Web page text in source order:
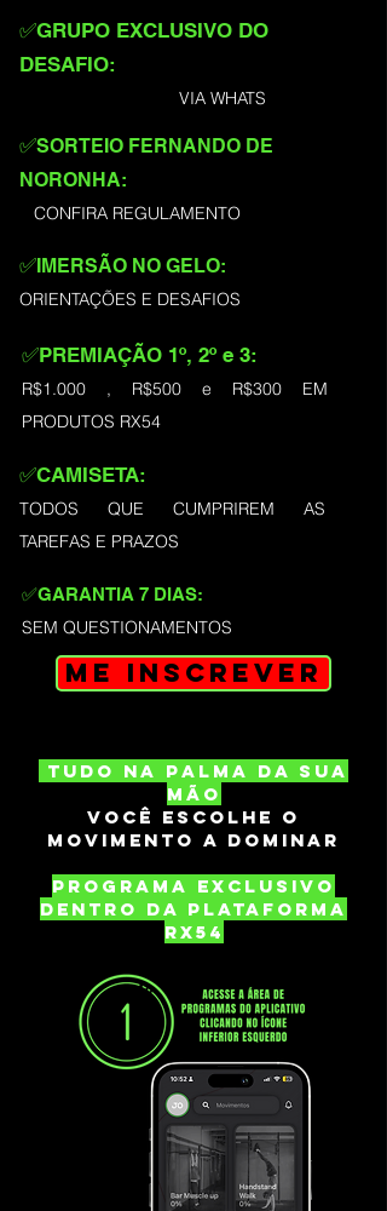
✅GRUPO EXCLUSIVO DO
DESAFIO:
VIA WHATS
✅SORTEIO FERNANDO DE
NORONHA:
CONFIRA REGULAMENTO
✅IMERSÃO NO GELO:
ORIENTAÇÕES E DESAFIOS
✅PREMIAÇÃO 1º, 2º e 3:
R$1.000 , R$500 e R$300 EM
PRODUTOS RX54
✅CAMISETA:
TODOS QUE CUMPRIREM AS
TAREFAS E PRAZOS
✅GARANTIA 7 DIAS:
SEM QUESTIONAMENTOS
ME INSCREVER
TUDO NA PALMA DA SUA
MÃO
VOCÊ ESCOLHE O
MOVIMENTO A DOMINAR
PROGRAMA exclusivo
dentro da plataforma
RX54